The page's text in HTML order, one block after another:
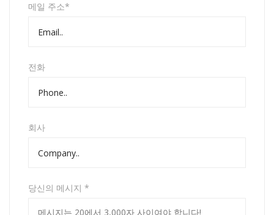
메일 주소*
전화
회사
당신의 메시지 *